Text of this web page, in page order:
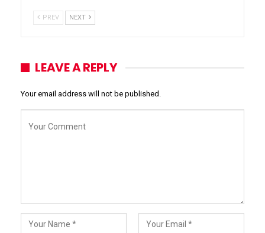
PREV NEXT
LEAVE A REPLY
Your email address will not be published.